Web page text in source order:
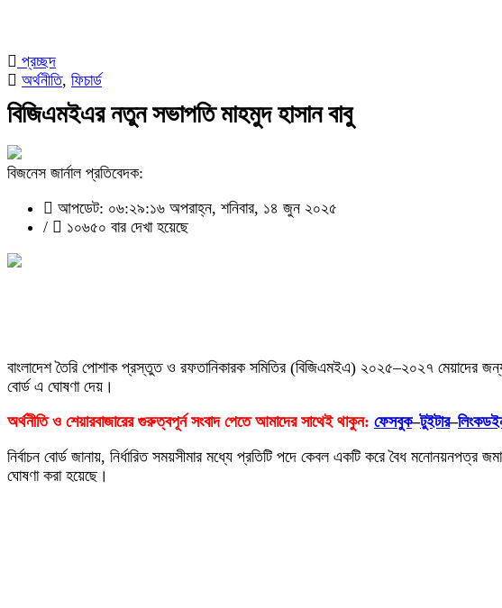
প্রচ্ছদ
অর্থনীতি, ফিচার্ড
বিজিএমইএর নতুন সভাপতি মাহমুদ হাসান বাবু
বিজনেস জার্নাল প্রতিবেদক:
আপডেট: ০৬:২৯:১৬ অপরাহ্ন, শনিবার, ১৪ জুন ২০২৫
/
১০৬৫০ বার দেখা হয়েছে
বাংলাদেশ তৈরি পোশাক প্রস্তুত ও রফতানিকারক সমিতির (বিজিএমইএ) ২০২৫–২০২৭ মেয়াদের জন্য
বোর্ড এ ঘোষণা দেয়।
অর্থনীতি ও শেয়ারবাজারের গুরুত্বপূর্ন সংবাদ পেতে আমাদের সাথেই থাকুন: ফেসবুক–টুইটার–
নির্বাচন বোর্ড জানায়, নির্ধারিত সময়সীমার মধ্যে প্রতিটি পদে কেবল একটি করে বৈধ মনোনয়নপত্র
ঘোষণা করা হয়েছে।